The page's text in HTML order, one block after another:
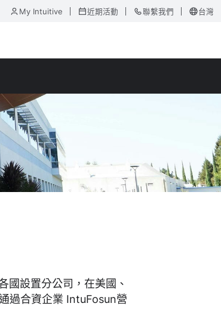
My Intuitive 近期活動 聯繫我們 台灣
國設置分公司，在美國、
過合資企業 IntuFosun營